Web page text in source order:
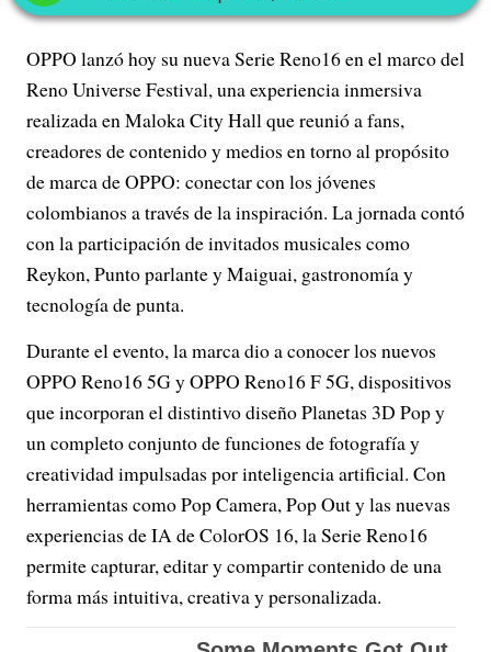
OPPO lanzó hoy su nueva Serie Reno16 en el marco del
Reno Universe Festival, una experiencia inmersiva
realizada en Maloka City Hall que reunió a fans,
creadores de contenido y medios en torno al propósito
de marca de OPPO: conectar con los jóvenes
colombianos a través de la inspiración. La jornada contó
con la participación de invitados musicales como
Reykon, Punto parlante y Maiguai, gastronomía y
tecnología de punta.
Durante el evento, la marca dio a conocer los nuevos
OPPO Reno16 5G y OPPO Reno16 F 5G, dispositivos
que incorporan el distintivo diseño Planetas 3D Pop y
un completo conjunto de funciones de fotografía y
creatividad impulsadas por inteligencia artificial. Con
herramientas como Pop Camera, Pop Out y las nuevas
experiencias de IA de ColorOS 16, la Serie Reno16
permite capturar, editar y compartir contenido de una
forma más intuitiva, creativa y personalizada.